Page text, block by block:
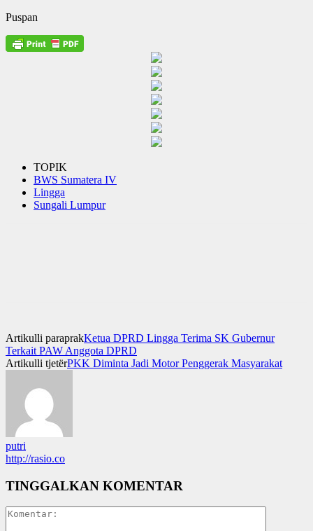
Puspan
TOPIK
BWS Sumatera IV
Lingga
Sungali Lumpur
Artikulli paraprakKetua DPRD Lingga Terima SK Gubernur
Terkait PAW Anggota DPRD
Artikulli tjetërPKK Diminta Jadi Motor Penggerak Masyarakat
putri
http://rasio.co
TINGGALKAN KOMENTAR